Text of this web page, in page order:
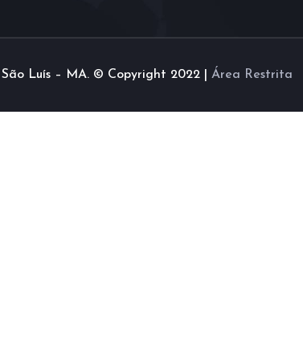
Luís – MA. © Copyright 2022 | Área Restrita